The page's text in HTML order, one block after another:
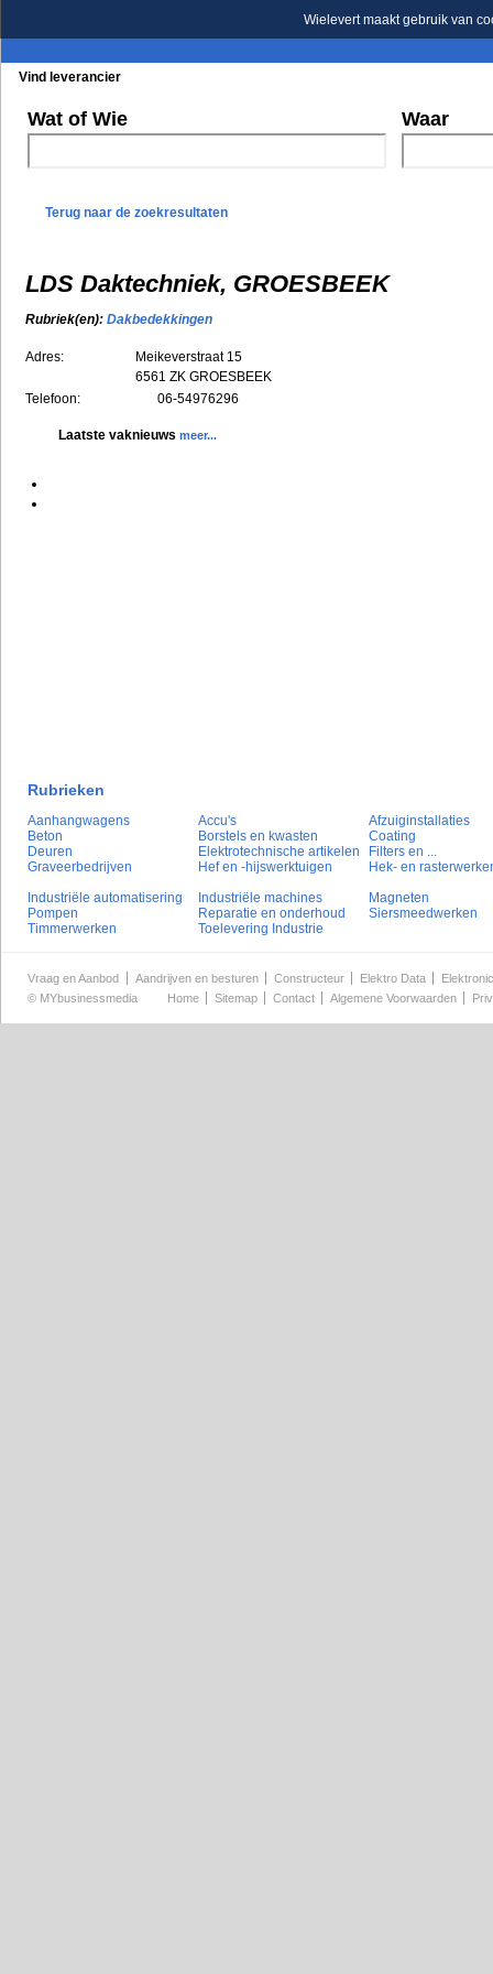
Wielevert maakt gebruik van
Vind leverancier
Wat of Wie Waar
Terug naar de zoekresultaten
LDS Daktechniek, GROESBEEK
Rubriek(en): Dakbedekkingen
Adres:
Meikeverstraat 15
6561 ZK GROESBEEK
Telefoon:
06-54976296
Laatste vaknieuws meer...
Rubrieken
Aanhangwagens Accu's
Afzuiginstallaties
Beton
Borstels en kwasten
Coating
Deuren
Elektrotechnische artikelen
Filters en ...
Graveerbedrijven
Hef en -hijswerktuigen
Hek- en
Industriële automatisering
Industriële machines
Magneten
Pompen
Reparatie en onderhoud
Siersmeedwerken
Timmerwerken
Toelevering Industrie
Vraag en Aanbod Aandrijven en besturen Constructeur Elektro Data
© MYbusinessmedia Home Sitemap Contact Algemene Voorwaarden